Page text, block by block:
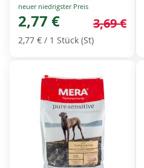
Special
Price
2,77 € 3,69 €
2,77 € / 1 Stück (St)